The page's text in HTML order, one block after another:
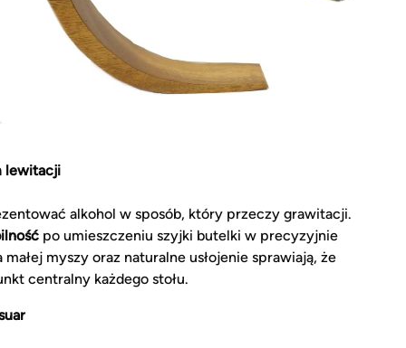
lewitacji
alkohol w sposób, który przeczy grawitacji.
po umieszczeniu szyjki butelki w precyzyjnie
myszy oraz naturalne usłojenie sprawiają, że
centralny każdego stołu.